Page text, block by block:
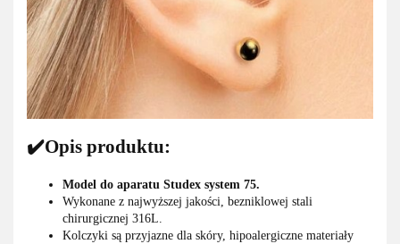
✔️Opis produktu:
Model do aparatu Studex system 75.
Wykonane z najwyższej jakości, bezniklowej stali
chirurgicznej 316L.
Kolczyki są przyjazne dla skóry, hipoalergiczne materiały